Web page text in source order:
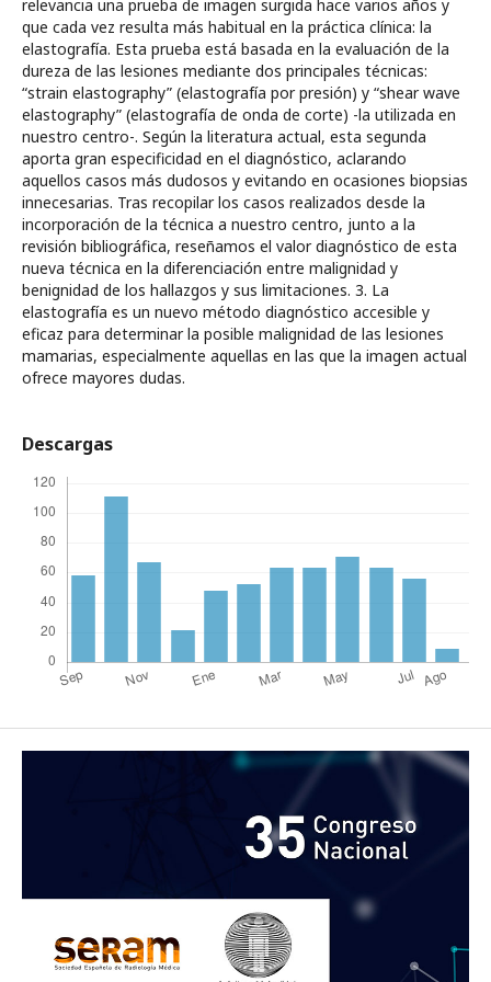
relevancia una prueba de imagen surgida hace varios años y
que cada vez resulta más habitual en la práctica clínica: la
elastografía. Esta prueba está basada en la evaluación de la
dureza de las lesiones mediante dos principales técnicas:
“strain elastography” (elastografía por presión) y “shear wave
elastography” (elastografía de onda de corte) -la utilizada en
nuestro centro-. Según la literatura actual, esta segunda
aporta gran especificidad en el diagnóstico, aclarando
aquellos casos más dudosos y evitando en ocasiones biopsias
innecesarias. Tras recopilar los casos realizados desde la
incorporación de la técnica a nuestro centro, junto a la
revisión bibliográfica, reseñamos el valor diagnóstico de esta
nueva técnica en la diferenciación entre malignidad y
benignidad de los hallazgos y sus limitaciones. 3. La
elastografía es un nuevo método diagnóstico accesible y
eficaz para determinar la posible malignidad de las lesiones
mamarias, especialmente aquellas en las que la imagen actual
ofrece mayores dudas.
Descargas